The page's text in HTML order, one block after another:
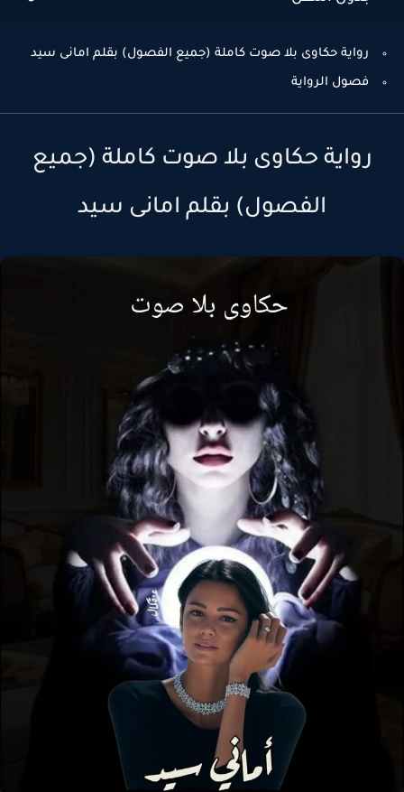
رواية حكاوى بلا صوت كاملة (جميع الفصول) بقلم امانى سيد
فصول الرواية
رواية حكاوى بلا صوت كاملة (جميع
الفصول) بقلم امانى سيد